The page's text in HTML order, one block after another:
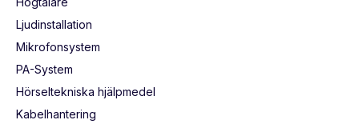
Ljudinstallation
Mikrofonsystem
PA-System
Hörseltekniska hjälpmedel
Kabelhantering